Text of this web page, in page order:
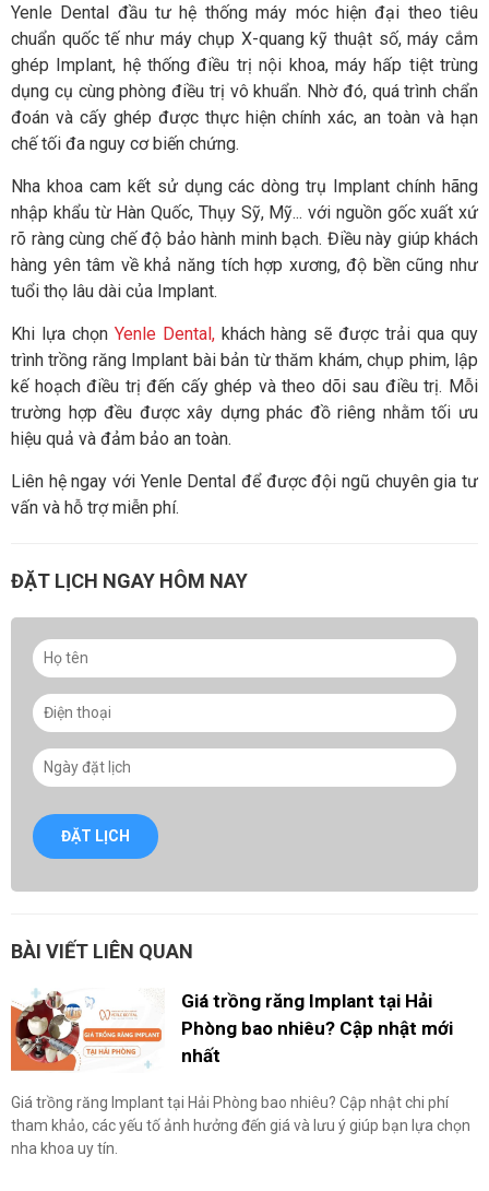
Yenle Dental đầu tư hệ thống máy móc hiện đại theo tiêu
chuẩn quốc tế như máy chụp X-quang kỹ thuật số, máy cắm
ghép Implant, hệ thống điều trị nội khoa, máy hấp tiệt trùng
dụng cụ cùng phòng điều trị vô khuẩn. Nhờ đó, quá trình chẩn
đoán và cấy ghép được thực hiện chính xác, an toàn và hạn
chế tối đa nguy cơ biến chứng.
Nha khoa cam kết sử dụng các dòng trụ Implant chính hãng
nhập khẩu từ Hàn Quốc, Thụy Sỹ, Mỹ... với nguồn gốc xuất xứ
rõ ràng cùng chế độ bảo hành minh bạch. Điều này giúp khách
hàng yên tâm về khả năng tích hợp xương, độ bền cũng như
tuổi thọ lâu dài của Implant.
Khi lựa chọn Yenle Dental,khách hàng sẽ được trải qua quy
trình trồng răng Implant bài bản từ thăm khám, chụp phim, lập
kế hoạch điều trị đến cấy ghép và theo dõi sau điều trị. Mỗi
trường hợp đều được xây dựng phác đồ riêng nhằm tối ưu
hiệu quả và đảm bảo an toàn.
Liên hệ ngay với Yenle Dental để được đội ngũ chuyên gia tư
vấn và hỗ trợ miễn phí.
ĐẶT LỊCH NGAY HÔM NAY
ĐẶT LỊCH
BÀI VIẾT LIÊN QUAN
Giá trồng răng Implant tại Hải
Phòng bao nhiêu? Cập nhật mới
nhất
Giá trồng răng Implant tại Hải Phòng bao nhiêu? Cập nhật chi phí
tham khảo, các yếu tố ảnh hưởng đến giá và lưu ý giúp bạn lựa chọn
nha khoa uy tín.